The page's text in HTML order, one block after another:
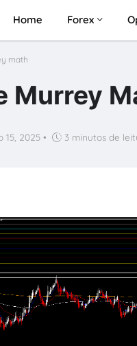
Home Forex
math
Murrey
15, 2025 • 3 minutos de